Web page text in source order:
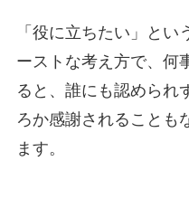
「役に立ちたい」と
ーストな考え方で、何
ると、誰にも認められ
ろか感謝されることも
ます。